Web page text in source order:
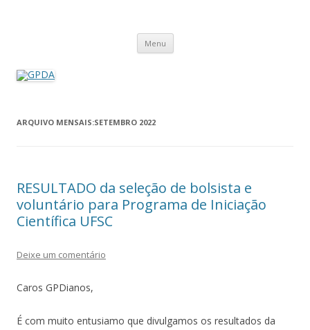
Menu Pular
o
ARQUIVO MENSAIS:SETEMBRO 2022
RESULTADO da seleção de bolsista e
voluntário para Programa de Iniciação
Científica UFSC
Deixe um comentário
Caros GPDianos,
É com muito entusiamo que divulgamos os resultados da